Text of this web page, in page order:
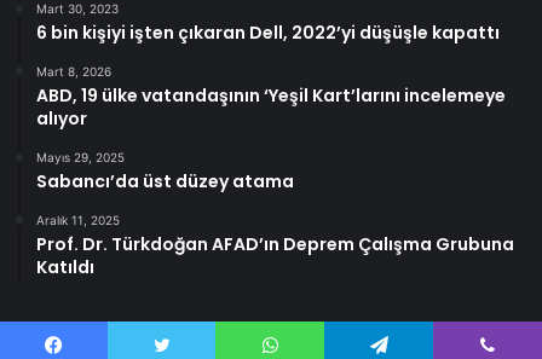
Mart 30, 2023
6 bin kişiyi işten çıkaran Dell, 2022’yi düşüşle kapattı
Mart 8, 2026
ABD, 19 ülke vatandaşının ‘Yeşil Kart’larını incelemeye
alıyor
Mayıs 29, 2025
Sabancı’da üst düzey atama
Aralık 11, 2025
Prof. Dr. Türkdoğan AFAD’ın Deprem Çalışma Grubuna
Katıldı